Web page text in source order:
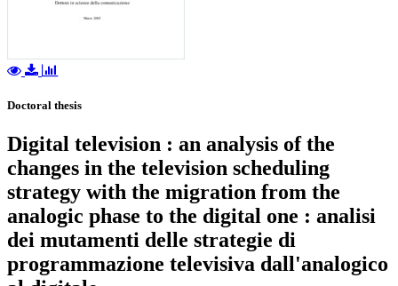
Doctoral thesis
Digital television : an analysis of the
changes in the television scheduling
strategy with the migration from the
analogic phase to the digital one : analisi
dei mutamenti delle strategie di
programmazione televisiva dall'analogico